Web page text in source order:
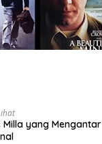
Milla yang Mengantar